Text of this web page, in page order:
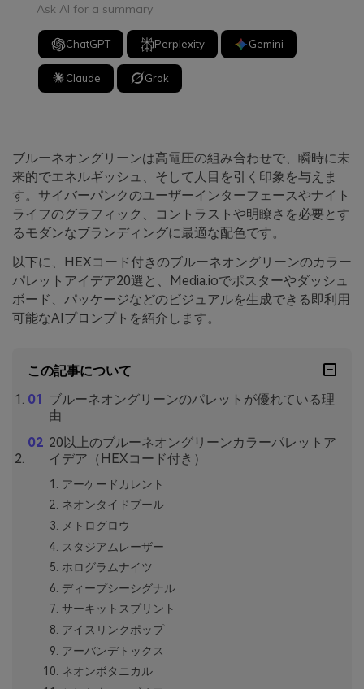
Ask AI for a summary
ChatGPT Perplexity Gemini
Claude Grok
ブルーネオングリーンは高電圧の組み合わせで、瞬時に未
来的でエネルギッシュ、そして人目を引く印象を与えま
す。サイバーパンクのユーザーインターフェースやナイト
ライフのグラフィック、コントラストや明瞭さを必要とす
るモダンなブランディングに最適な配色です。
以下に、HEXコード付きのブルーネオングリーンのカラー
パレットアイデア20選と、Media.ioでポスターやダッシュ
ボード、パッケージなどのビジュアルを生成できる即利用
可能なAIプロンプトを紹介します。
この記事について
ブルーネオングリーンのパレットが優れている理
由
20以上のブルーネオングリーンカラーパレットア
イデア（HEXコード付き）
アーケードカレント
ネオンタイドプール
メトログロウ
スタジアムレーザー
ホログラムナイツ
ディープシーシグナル
サーキットスプリント
アイスリンクポップ
アーバンデトックス
ネオンボタニカル